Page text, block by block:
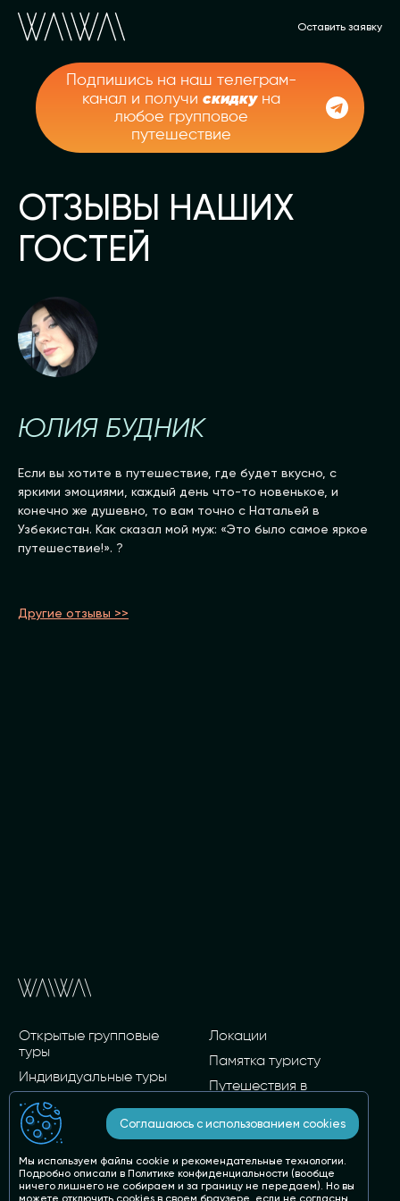
Оставить заявку
Подпишись на наш телеграм-
канал и получи скидкуна
любое групповое
путешествие
ОТЗЫВЫ НАШИХ
ГОСТЕЙ
ЮЛИЯ БУДНИК
Если вы хотите в путешествие, где будет вкусно, с
яркими эмоциями, каждый день что-то новенькое, и
конечно же душевно, то вам точно с Натальей в
Узбекистан. Как сказал мой муж: «Это было самое яркое
путешествие!». ?
Другие отзывы >>
Открытые групповые
туры
Индивидуальные туры
Разработка программы и
сопровождение вашей
группы
Карточные туры
О нас
Локации
Памятка туристу
Путешествия в
Иран, Корею
Вопросы и ответы
Статьи о стране и не
только
Соглашаюсь с использованием cookies
Мы используем файлы cookie и рекомендательные технологии.
Подробно описали в Политике конфиденциальности (вообще
ничего лишнего не собираем и за границу не передаем). Но вы
можете отключить cookies в своем браузере, если не согласны.